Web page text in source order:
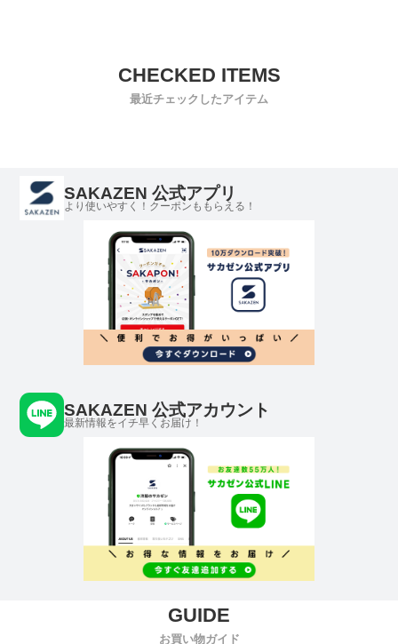
最近チェックしたアイテム
SAKAZEN 公式アプリ
より使いやすく！クーポンももらえる！
SAKAZEN 公式アカウント
最新情報をイチ早くお届け！
お買い物ガイド